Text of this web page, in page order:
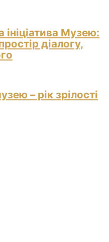
Музею:
діалогу,
– рік зрілості